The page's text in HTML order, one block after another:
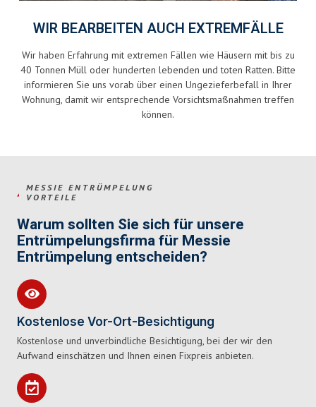
WIR BEARBEITEN AUCH EXTREMFÄLLE
Wir haben Erfahrung mit extremen Fällen wie Häusern mit bis zu
40 Tonnen Müll oder hunderten lebenden und toten Ratten. Bitte
informieren Sie uns vorab über einen Ungezieferbefall in Ihrer
Wohnung, damit wir entsprechende Vorsichtsmaßnahmen treffen
können.
MESSIE ENTRÜMPELUNG
VORTEILE
Warum sollten Sie sich für unsere
Entrümpelungsfirma für Messie
Entrümpelung entscheiden?
Kostenlose Vor-Ort-Besichtigung
Kostenlose und unverbindliche Besichtigung, bei der wir den
Aufwand einschätzen und Ihnen einen Fixpreis anbieten.